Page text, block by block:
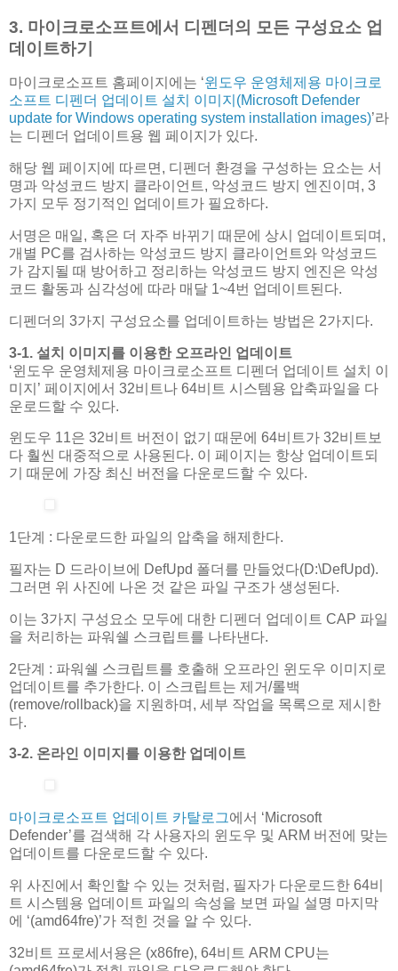
3. 마이크로소프트에서 디펜더의 모든 구성요소 업
데이트하기
마이크로소프트 홈페이지에는 ‘윈도우 운영체제용 마이크로
소프트 디펜더 업데이트 설치 이미지(Microsoft Defender
update for Windows operating system installation images)’라
는 디펜더 업데이트용 웹 페이지가 있다.
해당 웹 페이지에 따르면, 디펜더 환경을 구성하는 요소는 서
명과 악성코드 방지 클라이언트, 악성코드 방지 엔진이며, 3
가지 모두 정기적인 업데이트가 필요하다.
서명은 매일, 혹은 더 자주 바뀌기 때문에 상시 업데이트되며,
개별 PC를 검사하는 악성코드 방지 클라이언트와 악성코드
가 감지될 때 방어하고 정리하는 악성코드 방지 엔진은 악성
코드 활동과 심각성에 따라 매달 1~4번 업데이트된다.
디펜더의 3가지 구성요소를 업데이트하는 방법은 2가지다.
3-1. 설치 이미지를 이용한 오프라인 업데이트
‘윈도우 운영체제용 마이크로소프트 디펜더 업데이트 설치 이
미지’ 페이지에서 32비트나 64비트 시스템용 압축파일을 다
운로드할 수 있다.
윈도우 11은 32비트 버전이 없기 때문에 64비트가 32비트보
다 훨씬 대중적으로 사용된다. 이 페이지는 항상 업데이트되
기 때문에 가장 최신 버전을 다운로드할 수 있다.
1단계 : 다운로드한 파일의 압축을 해제한다.
필자는 D 드라이브에 DefUpd 폴더를 만들었다(D:\DefUpd).
그러면 위 사진에 나온 것 같은 파일 구조가 생성된다.
이는 3가지 구성요소 모두에 대한 디펜더 업데이트 CAP 파일
을 처리하는 파워쉘 스크립트를 나타낸다.
2단계 : 파워쉘 스크립트를 호출해 오프라인 윈도우 이미지로
업데이트를 추가한다. 이 스크립트는 제거/롤백
(remove/rollback)을 지원하며, 세부 작업을 목록으로 제시한
다.
3-2. 온라인 이미지를 이용한 업데이트
마이크로소프트 업데이트 카탈로그에서 ‘Microsoft
Defender’를 검색해 각 사용자의 윈도우 및 ARM 버전에 맞는
업데이트를 다운로드할 수 있다.
위 사진에서 확인할 수 있는 것처럼, 필자가 다운로드한 64비
트 시스템용 업데이트 파일의 속성을 보면 파일 설명 마지막
에 ‘(amd64fre)’가 적힌 것을 알 수 있다.
32비트 프로세서용은 (x86fre), 64비트 ARM CPU는